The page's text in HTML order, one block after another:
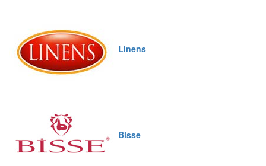
Linens
Bisse